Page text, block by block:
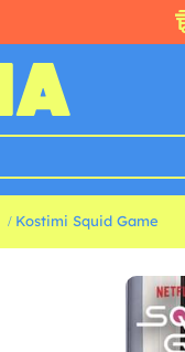
Kostimi Squid Game